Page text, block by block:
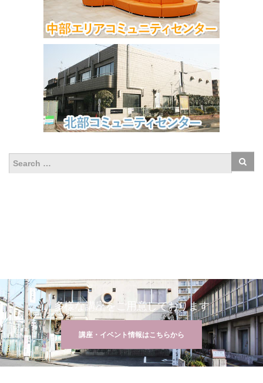
多様な講座をご用意しております
講座・イベント情報はこちらから